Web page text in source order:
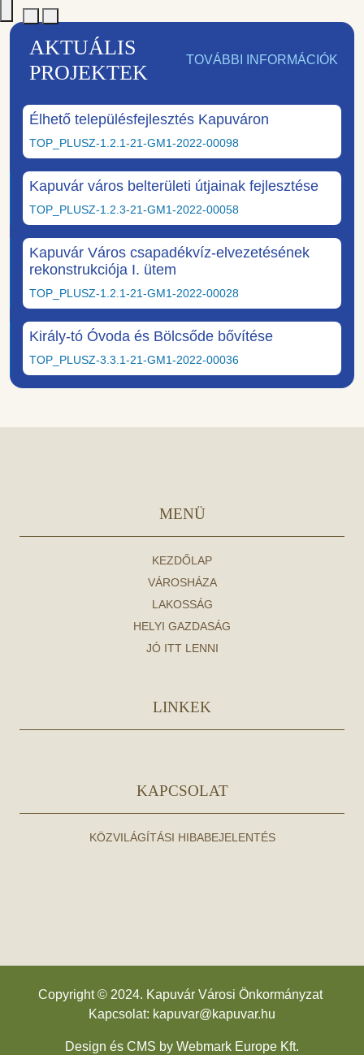
AKTUÁLIS
PROJEKTEK
TOVÁBBI INFORMÁCIÓK
Élhető településfejlesztés Kapuváron
TOP_PLUSZ-1.2.1-21-GM1-2022-00098
Kapuvár város belterületi útjainak fejlesztése
TOP_PLUSZ-1.2.3-21-GM1-2022-00058
Kapuvár Város csapadékvíz-elvezetésének
rekonstrukciója I. ütem
TOP_PLUSZ-1.2.1-21-GM1-2022-00028
Király-tó Óvoda és Bölcsőde bővítése
TOP_PLUSZ-3.3.1-21-GM1-2022-00036
MENÜ
KEZDŐLAP
VÁROSHÁZA
LAKOSSÁG
HELYI GAZDASÁG
JÓ ITT LENNI
LINKEK
KAPCSOLAT
KÖZVILÁGÍTÁSI HIBABEJELENTÉS
Copyright © 2024. Kapuvár Városi Önkormányzat
Kapcsolat: kapuvar@kapuvar.hu
Design és CMS by Webmark Europe Kft.